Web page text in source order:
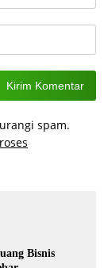
spam.
Bisnis